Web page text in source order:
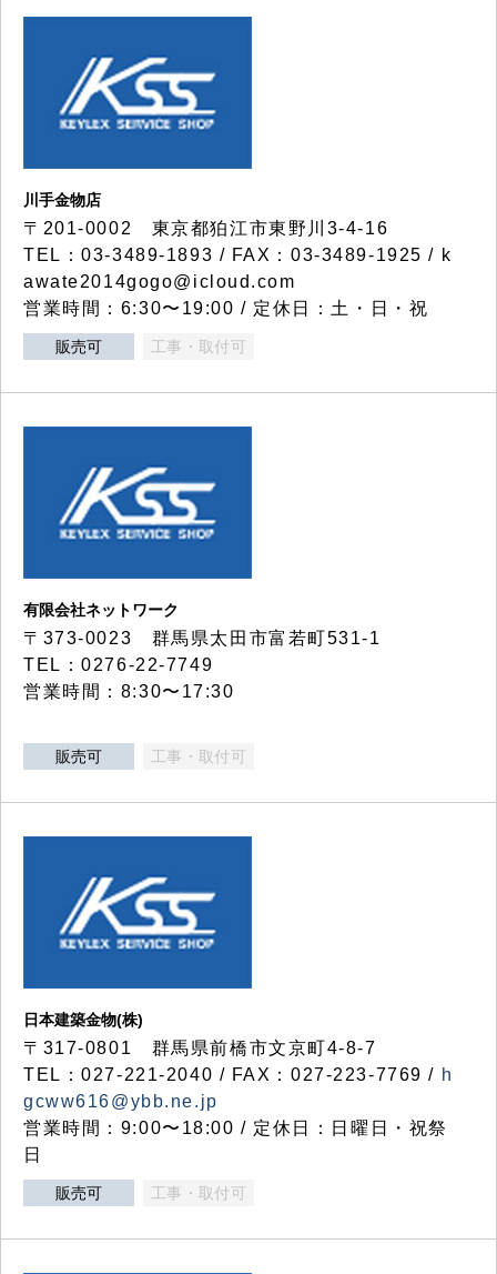
川手金物店
〒201-0002 東京都狛江市東野川3-4-16
TEL：03-3489-1893 / FAX：03-3489-1925 / k
awate2014gogo@icloud.com
営業時間：6:30〜19:00 / 定休日：土・日・祝
販売可 工事・取付可
有限会社ネットワーク
〒373-0023 群馬県太田市富若町531-1
TEL：0276-22-7749
営業時間：8:30〜17:30
販売可 工事・取付可
日本建築金物(株)
〒317‐0801 群馬県前橋市文京町4-8-7
TEL：027-221-2040 / FAX：027-223-7769 / h
gcww616@ybb.ne.jp
営業時間：9:00〜18:00 / 定休日：日曜日・祝祭
日
販売可 工事・取付可